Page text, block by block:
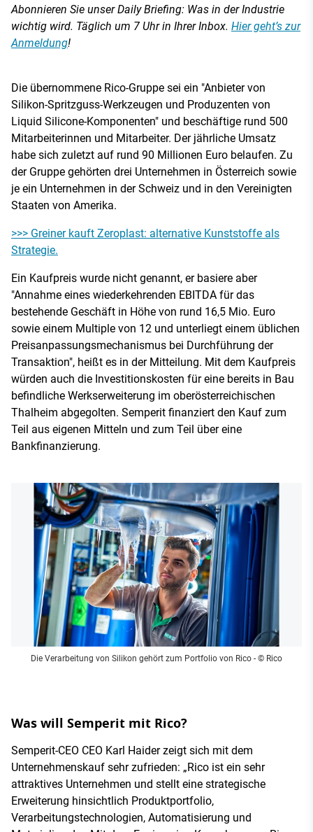
Abonnieren Sie unser Daily Briefing: Was in der Industrie
wichtig wird. Täglich um 7 Uhr in Ihrer Inbox. Hier geht’s zur
Anmeldung!
Die übernommene Rico-Gruppe sei ein "Anbieter von
Silikon-Spritzguss-Werkzeugen und Produzenten von
Liquid Silicone-Komponenten" und beschäftige rund 500
Mitarbeiterinnen und Mitarbeiter. Der jährliche Umsatz
habe sich zuletzt auf rund 90 Millionen Euro belaufen. Zu
der Gruppe gehörten drei Unternehmen in Österreich sowie
je ein Unternehmen in der Schweiz und in den Vereinigten
Staaten von Amerika.
>>> Greiner kauft Zeroplast: alternative Kunststoffe als
Strategie.
Ein Kaufpreis wurde nicht genannt, er basiere aber
"Annahme eines wiederkehrenden EBITDA für das
bestehende Geschäft in Höhe von rund 16,5 Mio. Euro
sowie einem Multiple von 12 und unterliegt einem üblichen
Preisanpassungsmechanismus bei Durchführung der
Transaktion", heißt es in der Mitteilung. Mit dem Kaufpreis
würden auch die Investitionskosten für eine bereits in Bau
befindliche Werkserweiterung im oberösterreichischen
Thalheim abgegolten. Semperit finanziert den Kauf zum
Teil aus eigenen Mitteln und zum Teil über eine
Bankfinanzierung.
Die Verarbeitung von Silikon gehört zum Portfolio von Rico - © Rico
Was will Semperit mit Rico?
Semperit-CEO CEO Karl Haider zeigt sich mit dem
Unternehmenskauf sehr zufrieden: „Rico ist ein sehr
attraktives Unternehmen und stellt eine strategische
Erweiterung hinsichtlich Produktportfolio,
Verarbeitungstechnologien, Automatisierung und